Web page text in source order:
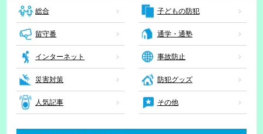
総合 子どもの防犯
留守番 通学・通塾
インターネット 事故防止
災害対策 防犯グッズ
人気記事 その他